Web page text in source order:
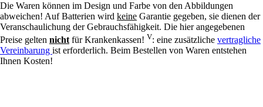
Die Waren können im Design und Farbe von den Abbildungen
abweichen! Auf Batterien wird keine Garantie gegeben, sie dienen der
Veranschaulichung der Gebrauchsfähigkeit. Die hier angegebenen
Preise gelten nicht für Krankenkassen! V: eine zusätzliche vertragliche
Vereinbarung ist erforderlich. Beim Bestellen von Waren entstehen
Ihnen Kosten!